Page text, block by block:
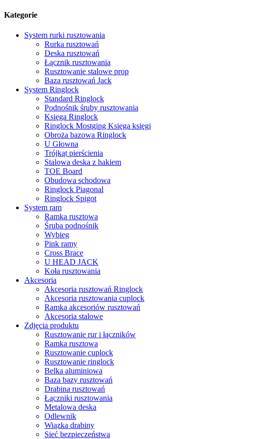
Kategorie
System rurki rusztowania
Rurka rusztowań
Deska rusztowań
Łącznik rusztowania
Rusztowanie stalowe prop
Baza rusztowań Jack
System Ringlock
Standard Ringlock
Podnośnik śruby rusztowania
Księga Ringlock
Ringlock Mostging Księga księgi
Obroża bazowa Ringlock
U Głowna
Trójkąt pierścienia
Stalowa deska z hakiem
TOE Board
Obudowa schodowa
Ringlock Piagonal
Ringlock Spigot
System ram
Ramka rusztowa
Śruba podnośnik
Wybieg
Pink ramy
Cross Brace
U HEAD JACK
Koła rusztowania
Akcesoria
Akcesoria rusztowań Ringlock
Akcesoria rusztowania cuplock
Ramka akcesoriów rusztowań
Akcesoria stalowe
Zdjęcia produktu
Rusztowanie rur i łączników
Ramka rusztowa
Rusztowanie cuplock
Rusztowanie ringlock
Belka aluminiowa
Baza bazy rusztowań
Drabina rusztowań
Łączniki rusztowania
Metalowa deska
Odlewnik
Wiązka drabiny
Sieć bezpieczeństwa